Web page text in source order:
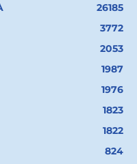
26185
3772
2053
1987
1976
1823
1822
824